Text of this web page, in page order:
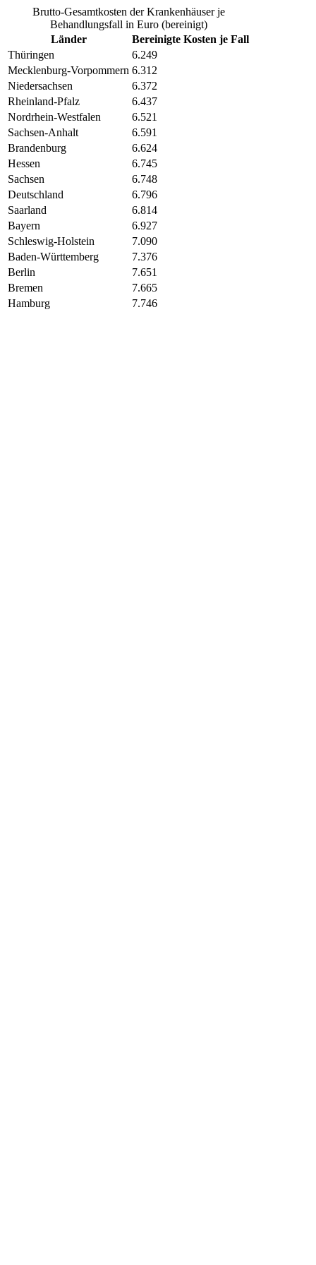
Brutto-Gesamtkosten der Krankenhäuser je
Behandlungsfall in Euro (bereinigt)
Länder
Bereinigte Kosten je Fall
Thüringen
6.249
Mecklenburg-Vorpommern 6.312
Niedersachsen
6.372
Rheinland-Pfalz
6.437
Nordrhein-Westfalen
6.521
Sachsen-Anhalt
6.591
Brandenburg
6.624
Hessen
6.745
Sachsen
6.748
Deutschland
6.796
Saarland
6.814
Bayern
6.927
Schleswig-Holstein
7.090
Baden-Württemberg
7.376
Berlin
7.651
Bremen
7.665
Hamburg
7.746